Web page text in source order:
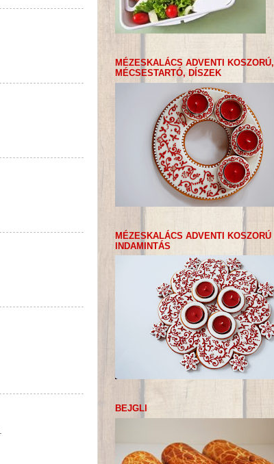
MÉZESKALÁCS ADVENTI KOSZORÚ,
MÉCSESTARTÓ, DÍSZEK
MÉZESKALÁCS ADVENTI KOSZORÚ
INDAMINTÁS
BEJGLI